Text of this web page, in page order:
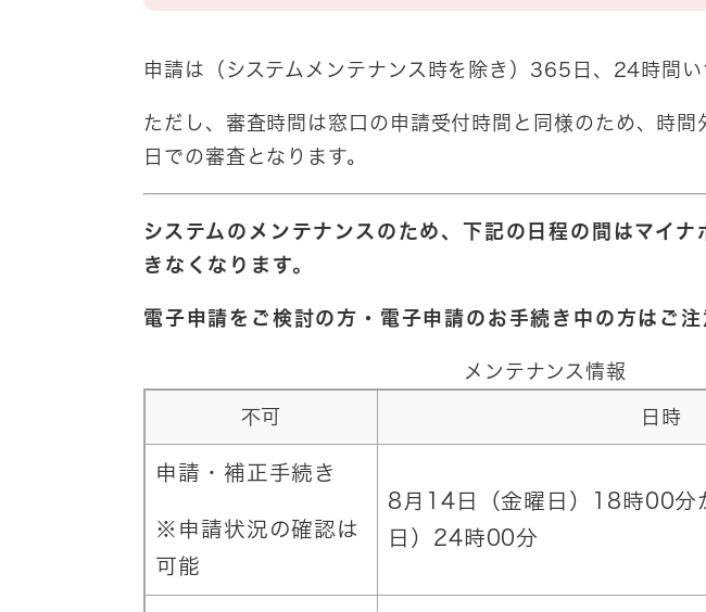
申請は（システムメンテナンス時を除き）365日、24時間い
ただし、審査時間は窓口の申請受付時間と同様のため、時間
日での審査となります。
システムのメンテナンスのため、下記の日程の間はマイナ
きなくなります。
電子申請をご検討の方・電子申請のお手続き中の方はご注
メンテナンス情報
不可 日時
申請・補正手続き
※申請状況の確認は
可能
8月14日（金曜日）18時00分
日）24時00分​​